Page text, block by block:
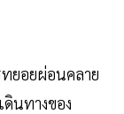
ยอยผ่อนคลาย
ดินทางของ